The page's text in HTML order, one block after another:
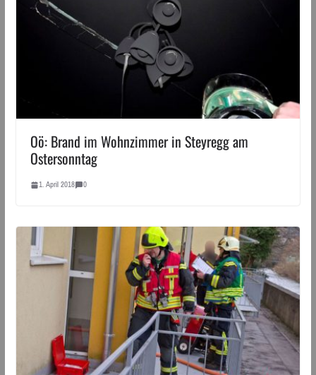
Oö: Brand im Wohnzimmer in Steyregg am
Ostersonntag
1. April 2018 0